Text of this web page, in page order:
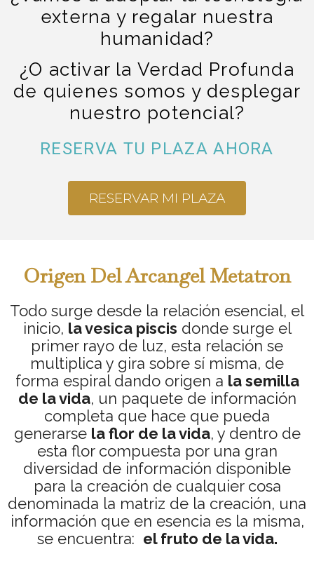
externa y regalar nuestra
humanidad?
¿O activar la Verdad Profunda
de quienes somos y desplegar
nuestro potencial?
RESERVA TU PLAZA AHORA
RESERVAR MI PLAZA
Origen Del Arcangel Metatron
Todo surge desde la relación esencial, el
inicio, la vesica piscis donde surge el
primer rayo de luz, esta relación se
multiplica y gira sobre sí misma, de
forma espiral dando origen a la semilla
de la vida, un paquete de información
completa que hace que pueda
generarse la flor de la vida, y dentro de
esta flor compuesta por una gran
diversidad de información disponible
para la creación de cualquier cosa
denominada la matriz de la creación, una
información que en esencia es la misma,
se encuentra: el fruto de la vida.